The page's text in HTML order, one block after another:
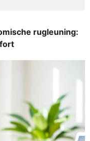
rugleuning: